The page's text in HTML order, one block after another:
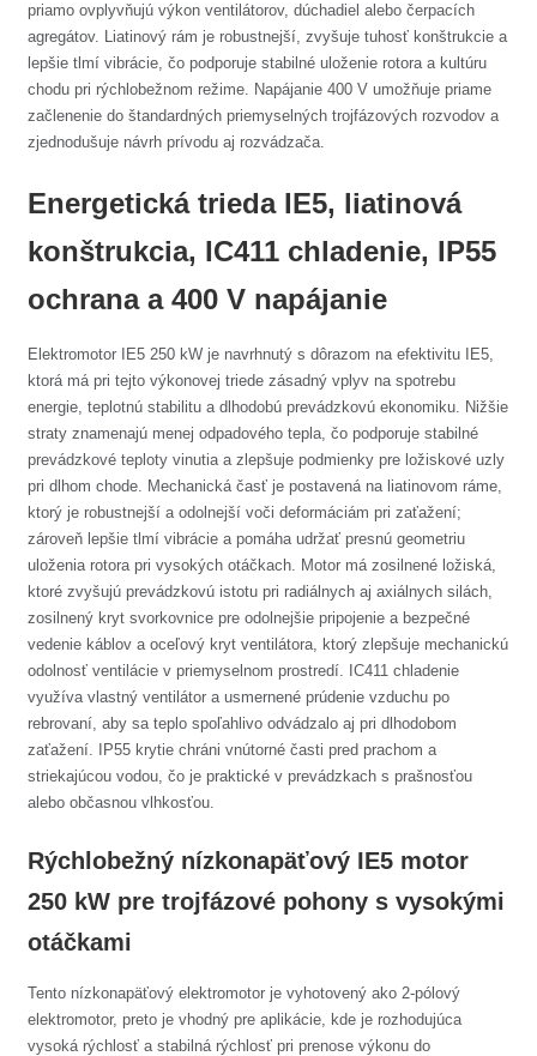
priamo ovplyvňujú výkon ventilátorov, dúchadiel alebo čerpacích
agregátov. Liatinový rám je robustnejší, zvyšuje tuhosť konštrukcie a
lepšie tlmí vibrácie, čo podporuje stabilné uloženie rotora a kultúru
chodu pri rýchlobežnom režime. Napájanie 400 V umožňuje priame
začlenenie do štandardných priemyselných trojfázových rozvodov a
zjednodušuje návrh prívodu aj rozvádzača.
Energetická trieda IE5, liatinová
konštrukcia, IC411 chladenie, IP55
ochrana a 400 V napájanie
Elektromotor IE5 250 kW je navrhnutý s dôrazom na efektivitu IE5,
ktorá má pri tejto výkonovej triede zásadný vplyv na spotrebu
energie, teplotnú stabilitu a dlhodobú prevádzkovú ekonomiku. Nižšie
straty znamenajú menej odpadového tepla, čo podporuje stabilné
prevádzkové teploty vinutia a zlepšuje podmienky pre ložiskové uzly
pri dlhom chode. Mechanická časť je postavená na liatinovom ráme,
ktorý je robustnejší a odolnejší voči deformáciám pri zaťažení;
zároveň lepšie tlmí vibrácie a pomáha udržať presnú geometriu
uloženia rotora pri vysokých otáčkach. Motor má zosilnené ložiská,
ktoré zvyšujú prevádzkovú istotu pri radiálnych aj axiálnych silách,
zosilnený kryt svorkovnice pre odolnejšie pripojenie a bezpečné
vedenie káblov a oceľový kryt ventilátora, ktorý zlepšuje mechanickú
odolnosť ventilácie v priemyselnom prostredí. IC411 chladenie
využíva vlastný ventilátor a usmernené prúdenie vzduchu po
rebrovaní, aby sa teplo spoľahlivo odvádzalo aj pri dlhodobom
zaťažení. IP55 krytie chráni vnútorné časti pred prachom a
striekajúcou vodou, čo je praktické v prevádzkach s prašnosťou
alebo občasnou vlhkosťou.
Rýchlobežný nízkonapäťový IE5 motor
250 kW pre trojfázové pohony s vysokými
otáčkami
Tento nízkonapäťový elektromotor je vyhotovený ako 2-pólový
elektromotor, preto je vhodný pre aplikácie, kde je rozhodujúca
vysoká rýchlosť a stabilná rýchlosť pri prenose výkonu do